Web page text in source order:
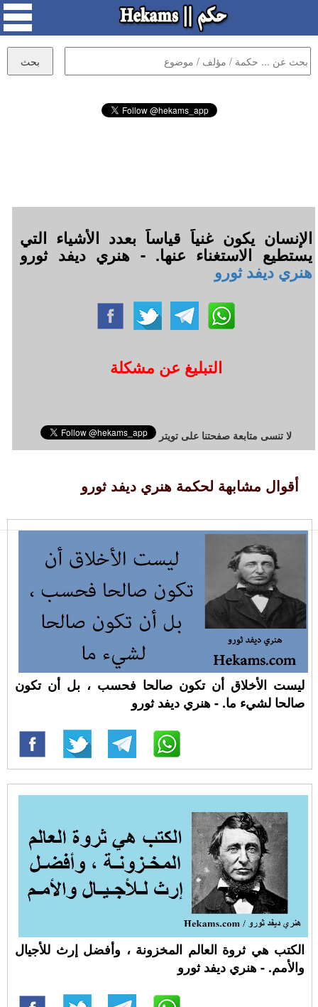
الإنسان يكون غنياً قياساً بعدد الأشياء التي
يستطيع الاستغناء عنها. - هنري ديفد ثورو
هنري ديفد ثورو
التبليغ عن مشكلة
لا تنسى متابعة صفحتنا على تويتر
أقوال مشابهة لحكمة هنري ديفد ثورو
ليست الأخلاق أن تكون صالحا فحسب ، بل أن تكون
صالحا لشيء ما. - هنري ديفد ثورو
الكتب هي ثروة العالم المخزونة ، وأفضل إرث للأجيال
والأمم. - هنري ديفد ثورو